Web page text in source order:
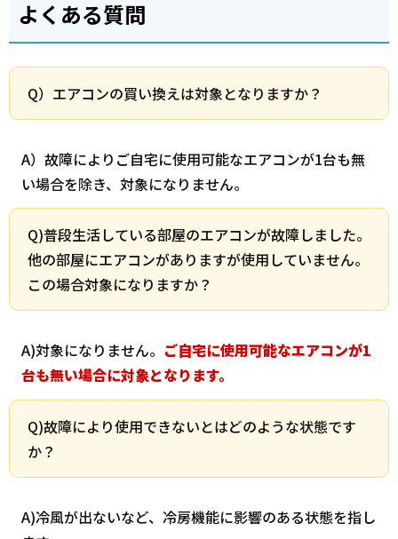
よくある質問
Q）エアコンの買い換えは対象となりますか？
A）故障によりご自宅に使用可能なエアコンが1台も無
い場合を除き、対象になりません。
Q)普段生活している部屋のエアコンが故障しました。
他の部屋にエアコンがありますが使用していません。
この場合対象になりますか？
A)対象になりません。 ご自宅に使用可能なエアコンが1
台も無い場合に対象となります。
Q)故障により使用できないとはどのような状態です
か？
A)冷風が出ないなど、冷房機能に影響のある状態を指し